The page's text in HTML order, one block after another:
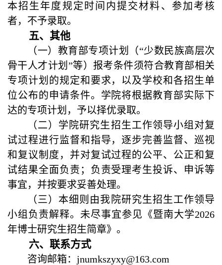
本招生年度规定时间内提交材料、参加考核
者，不予录取。
五、其他
（一）教育部专项计划（“少数民族高层次
骨干人才计划”等）报考条件须符合教育部相关
专项计划的规定和要求，以及学校和各招生单
位公布的申请条件。学院将根据教育部实际下
达的专项计划，予以择优录取。
（二）学院研究生招生工作领导小组对复
试过程进行监督和指导，逐步完善监督、巡视
和复议制度，并对复试过程的公平、公正和复
试结果全面负责；负责受理考生投诉、申诉等
事宜，并按要求妥善处理。
（三）本细则由我院研究生招生工作领导
小组负责解释。未尽事宜参见《暨南大学2026
年博士研究生招生简章》。
六、 联系方式
咨询邮箱：jnumkszyxy@163.com